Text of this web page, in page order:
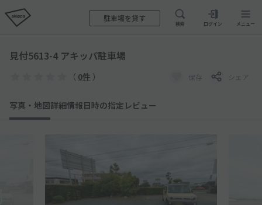
駐車場を貸す
検索 ログイン メニュー
見付5613-4 アキッパ駐車場
（ 0件 ） 保存 シェア
写真・地図詳細情報日時の指定 レビュー